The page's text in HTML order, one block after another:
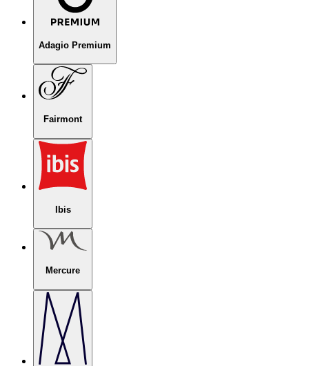
Adagio Premium
Fairmont
Ibis
Mercure